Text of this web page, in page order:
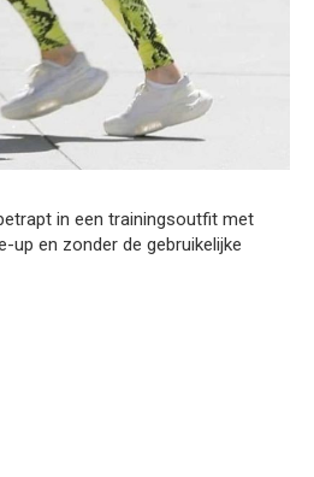
in een trainingsoutfit met
up en zonder de gebruikelijke